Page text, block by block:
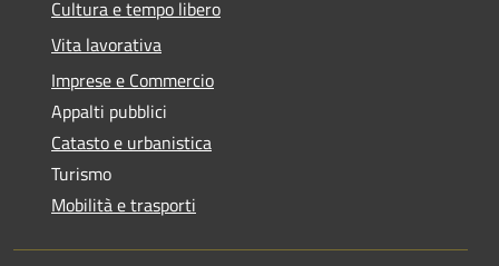
Cultura e tempo libero
Vita lavorativa
Imprese e Commercio
Appalti pubblici
Catasto e urbanistica
Turismo
Mobilità e trasporti